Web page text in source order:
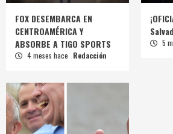
FOX DESEMBARCA EN
CENTROAMÉRICA Y
ABSORBE A TIGO SPORTS
4 meses hace Redacción
5